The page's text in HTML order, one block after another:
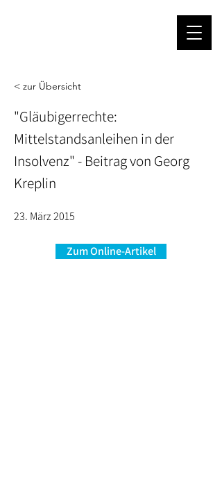
< zur Übersicht
"Gläubigerrechte:
Mittelstandsanleihen in der
Insolvenz" - Beitrag von Georg
Kreplin
23. März 2015
Zum Online-Artikel